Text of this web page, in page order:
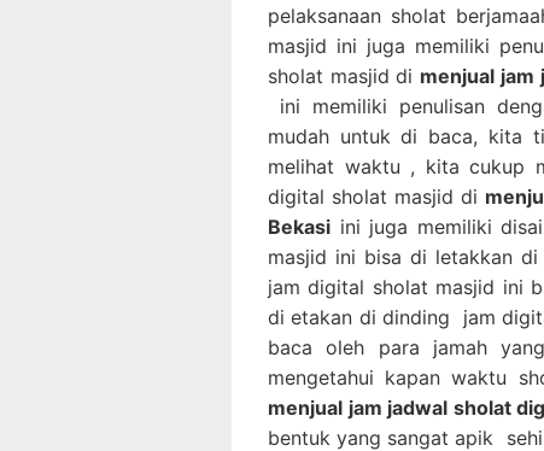
pelaksanaan sholat
masjid ini juga memiliki
sholat masjid di menjual jam
ini memiliki penulisan
mudah untuk di baca, kita
melihat waktu , kita cukup
digital sholat masjid di
Bekasi ini juga memiliki
masjid ini bisa di letakkan di
jam digital sholat masjid ini
di etakan di dinding jam
baca oleh para jamah
mengetahui kapan waktu
menjual jam jadwal sholat
bentuk yang sangat apik